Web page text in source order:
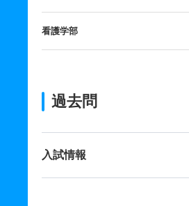
看護学部
過去問
入試情報